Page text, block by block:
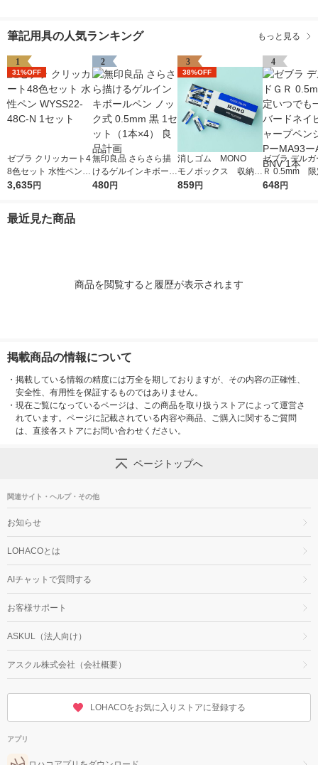
筆記用具の人気ランキング もっと見る
1
31%OFF
ゼブラ クリッカート4
8色セット 水性ペン W
YSS22-48C-N 1セッ
3,635円
2
無印良品 さらさら描
けるゲルインキボール
ペン ノック式 0.5mm
480円
3
38%OFF
消しゴム MONO
モノボックス 収納B
OX付 JHA-061 1個
859円
4
ゼブラ デルガ
Ｒ 0.5mm 限
でも一緒 バ
648円
最近見た商品
商品を閲覧すると履歴が表示されます
掲載商品の情報について
・ 掲載している情報の精度には万全を期しておりますが、その内容の正確性、
安全性、有用性を保証するものではありません。
・ 現在ご覧になっているページは、この商品を取り扱うストアによって運営さ
れています。ページに記載されている内容や商品、ご購入に関するご質問
は、直接各ストアにお問い合わせください。
ページトップへ
関連サイト・ヘルプ・その他
お知らせ
LOHACOとは
AIチャットで質問する
お客様サポート
ASKUL（法人向け）
アスクル株式会社（会社概要）
LOHACOをお気に入りストアに登録する
アプリ